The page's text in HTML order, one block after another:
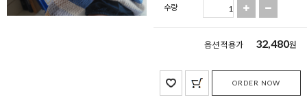
수량
옵션 적용가 32,480원
ORDER NOW